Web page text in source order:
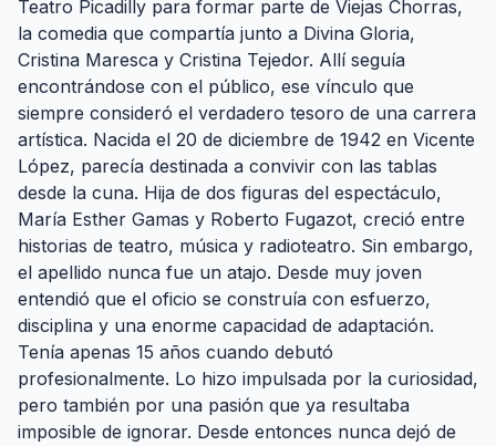
Teatro Picadilly para formar parte de Viejas Chorras,
la comedia que compartía junto a Divina Gloria,
Cristina Maresca y Cristina Tejedor. Allí seguía
encontrándose con el público, ese vínculo que
siempre consideró el verdadero tesoro de una carrera
artística. Nacida el 20 de diciembre de 1942 en Vicente
López, parecía destinada a convivir con las tablas
desde la cuna. Hija de dos figuras del espectáculo,
María Esther Gamas y Roberto Fugazot, creció entre
historias de teatro, música y radioteatro. Sin embargo,
el apellido nunca fue un atajo. Desde muy joven
entendió que el oficio se construía con esfuerzo,
disciplina y una enorme capacidad de adaptación.
Tenía apenas 15 años cuando debutó
profesionalmente. Lo hizo impulsada por la curiosidad,
pero también por una pasión que ya resultaba
imposible de ignorar. Desde entonces nunca dejó de